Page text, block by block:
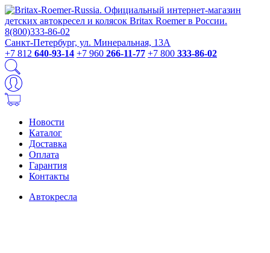
Санкт-Петербург, ул. Минеральная, 13А
+7 812 640-93-14 +7 960 266-11-77 +7 800 333-86-02
Новости
Каталог
Доставка
Оплата
Гарантия
Контакты
Автокресла